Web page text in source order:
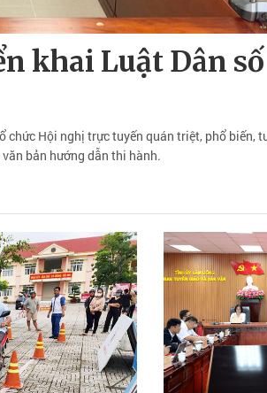
khai Luật Dân số
Hội nghị trực tuyến quán triệt, phổ biến,
bản hướng dẫn thi hành.